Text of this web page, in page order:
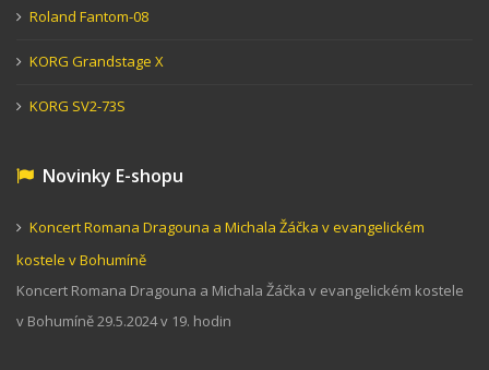
Roland Fantom-08
KORG Grandstage X
KORG SV2-73S
Novinky E-shopu
Koncert Romana Dragouna a Michala Žáčka v evangelickém
kostele v Bohumíně
Koncert Romana Dragouna a Michala Žáčka v evangelickém kostele
v Bohumíně 29.5.2024 v 19. hodin